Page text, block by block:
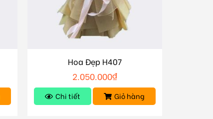
Hoa Đẹp H407
2.050.000₫
Chi tiết Giỏ hàng